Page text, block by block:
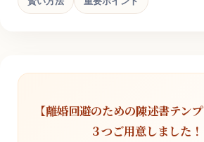
【離婚回避のための陳述書テン
３つご用意しました！